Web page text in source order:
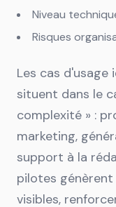
Niveau
Risques
Les cas d'usage
situent dans le
complexité » :
marketing,
support à la
pilotes
visibles,